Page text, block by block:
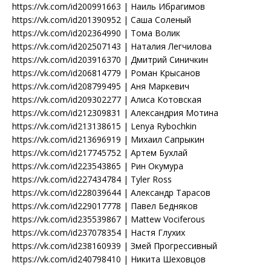
https://vk.com/id200991663 | Наиль Ибрагимов
https://vk.com/id201390952 | Саша Соленый
https://vk.com/id202364990 | Тома Волик
https://vk.com/id202507143 | Наталия Легчилова
https://vk.com/id203916370 | Дмитрий Синичкин
https://vk.com/id206814779 | Роман Крысанов
https://vk.com/id208799495 | Аня Маркевич
https://vk.com/id209302277 | Алиса Котовская
https://vk.com/id212309831 | Александрия Мотина
https://vk.com/id213138615 | Lenya Rybochkin
https://vk.com/id213696919 | Михаил Сапрыкин
https://vk.com/id217745752 | Артем Бухлай
https://vk.com/id223543865 | Рин Окумура
https://vk.com/id227434784 | Tyler Ross
https://vk.com/id228039644 | Александр Тарасов
https://vk.com/id229017778 | Павел Бедняков
https://vk.com/id235539867 | Mattew Vociferous
https://vk.com/id237078354 | Настя Глухих
https://vk.com/id238160939 | Змей Прогрессивный
https://vk.com/id240798410 | Никита Шеховцов